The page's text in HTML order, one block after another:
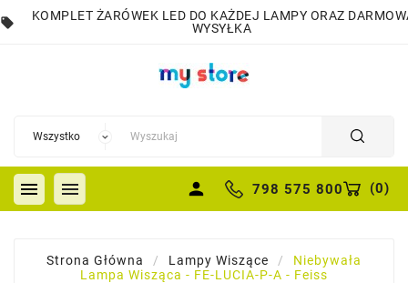
local_offer
KOMPLET ŻARÓWEK LED DO KAŻDEJ LAMPY ORAZ
WYSYŁKA
  person 798 575 800 (0)
Strona Główna Lampy Wiszące
Niebywała
Lampa Wisząca - FE-LUCIA-P-A - Feiss